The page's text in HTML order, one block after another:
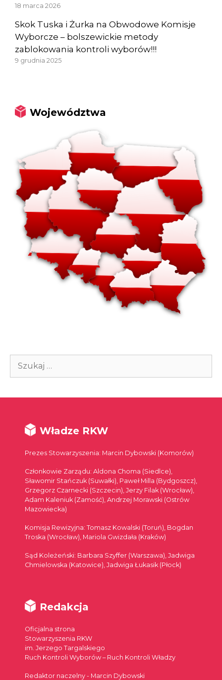
18 marca 2026
Skok Tuska i Żurka na Obwodowe Komisje
Wyborcze – bolszewickie metody
zablokowania kontroli wyborów!!!
9 grudnia 2025
Województwa
Szukaj:
Władze RKW
Prezes Stowarzyszenia: Marcin Dybowski (Komorów)
Członkowie Zarządu: Aldona Choma (Siedlce),
Sławomir Stańczuk (Suwałki), Paweł Milla (Bydgoszcz),
Grzegorz Czarnecki (Szczecin), Jerzy Filak (Wrocław),
Adam Kaleniuk (Zamość), Andrzej Morawski (Ostrów
Mazowiecka)
Komisja Rewizyjna: Tomasz Kowalski (Toruń), Bogdan
Troska (Wrocław), Mariola Gwizdała (Kraków)
Sąd Koleżeński: Barbara Szyffer (Warszawa), Jadwiga
Chmielowska (Katowice), Jadwiga Łukasik (Płock)
Redakcja
Oficjalna strona
Stowarzyszenia RKW
im. Jerzego Targalskiego
Ruch Kontroli Wyborów – Ruch Kontroli Władzy
Redaktor naczelny - Marcin Dybowski